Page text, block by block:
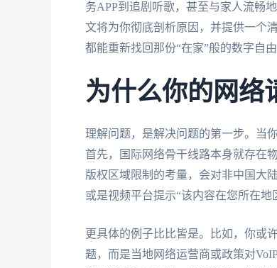
务APP到追剧听歌，甚至与家人流畅
文将为你彻底剖析原因，并提供一个
都能重新找回那份“在家”般的数字自由
为什么你的网络
理解问题，是解决问题的第一步。当
首先，国际网络骨干线路本身就存在
版权区域限制的考量，会对非中国大
或是视频平台提示“该内容在您所在地
更具体的例子比比皆是。比如，你或
题，而是当地网络运营商或政策对